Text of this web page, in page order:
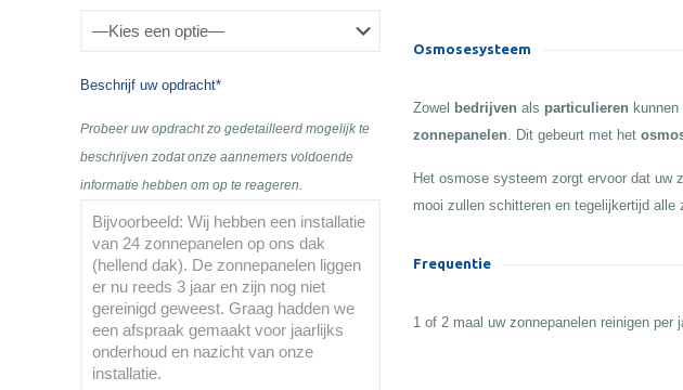
Beschrijf uw opdracht*
Probeer uw opdracht zo gedetailleerd mogelijk te
beschrijven zodat onze aannemers voldoende
informatie hebben om op te reageren.
Osmosesysteem
Zowel bedrijven als particulieren
zonnepanelen. Dit gebeurt met het
Het osmose systeem zorgt ervoor dat uw
mooi zullen schitteren en tegelijkertijd alle
Frequentie
1 of 2 maal uw zonnepanelen reinigen